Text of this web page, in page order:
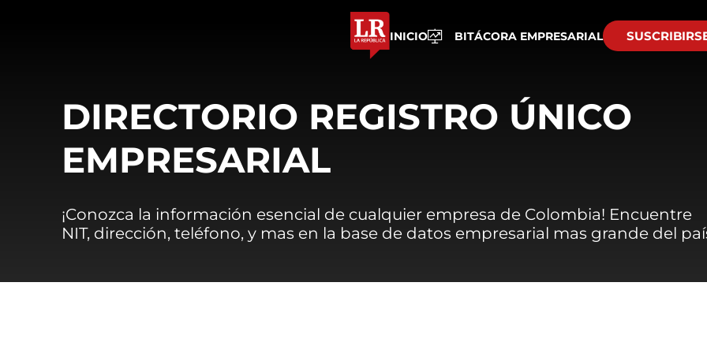
INICIO BITÁCORA EMPRESARIAL
DIRECTORIO REGISTRO ÚNICO
EMPRESARIAL
¡Conozca la información esencial de cualquier empresa de Colombia! Encuentre
NIT, dirección, teléfono, y mas en la base de datos empresarial mas grande del